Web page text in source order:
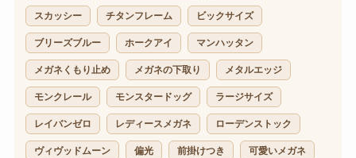
スカッシー チタンフレーム ビックサイズ
ブリーズブルー ホークアイ マンハッタン
メガネくもり止め メガネの下取り メタルエッジ
モンクレール モンスタードッグ ラージサイズ
レイバンゼロ レディースメガネ ローデンストック
ヴィヴッドムーン 偏光 前掛けつき 可愛いメガネ